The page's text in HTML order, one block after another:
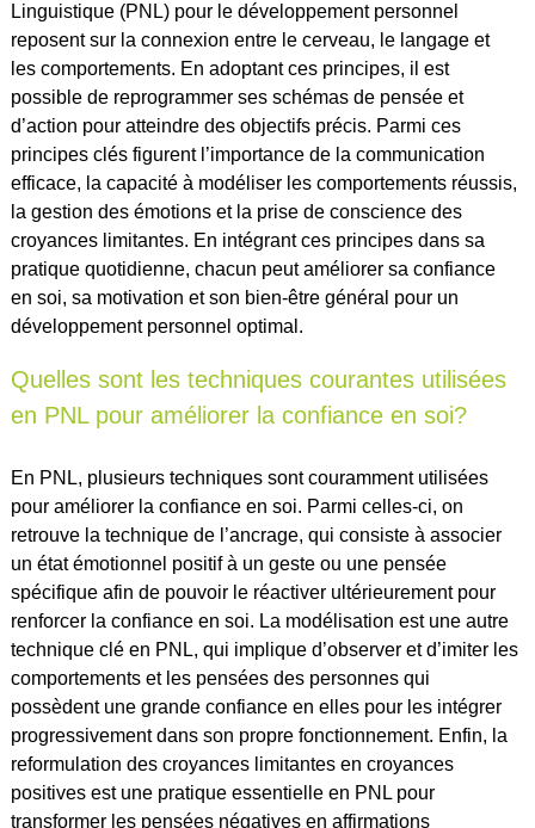
Linguistique (PNL) pour le développement personnel
reposent sur la connexion entre le cerveau, le langage et
les comportements. En adoptant ces principes, il est
possible de reprogrammer ses schémas de pensée et
d’action pour atteindre des objectifs précis. Parmi ces
principes clés figurent l’importance de la communication
efficace, la capacité à modéliser les comportements réussis,
la gestion des émotions et la prise de conscience des
croyances limitantes. En intégrant ces principes dans sa
pratique quotidienne, chacun peut améliorer sa confiance
en soi, sa motivation et son bien-être général pour un
développement personnel optimal.
Quelles sont les techniques courantes utilisées
en PNL pour améliorer la confiance en soi?
En PNL, plusieurs techniques sont couramment utilisées
pour améliorer la confiance en soi. Parmi celles-ci, on
retrouve la technique de l’ancrage, qui consiste à associer
un état émotionnel positif à un geste ou une pensée
spécifique afin de pouvoir le réactiver ultérieurement pour
renforcer la confiance en soi. La modélisation est une autre
technique clé en PNL, qui implique d’observer et d’imiter les
comportements et les pensées des personnes qui
possèdent une grande confiance en elles pour les intégrer
progressivement dans son propre fonctionnement. Enfin, la
reformulation des croyances limitantes en croyances
positives est une pratique essentielle en PNL pour
transformer les pensées négatives en affirmations